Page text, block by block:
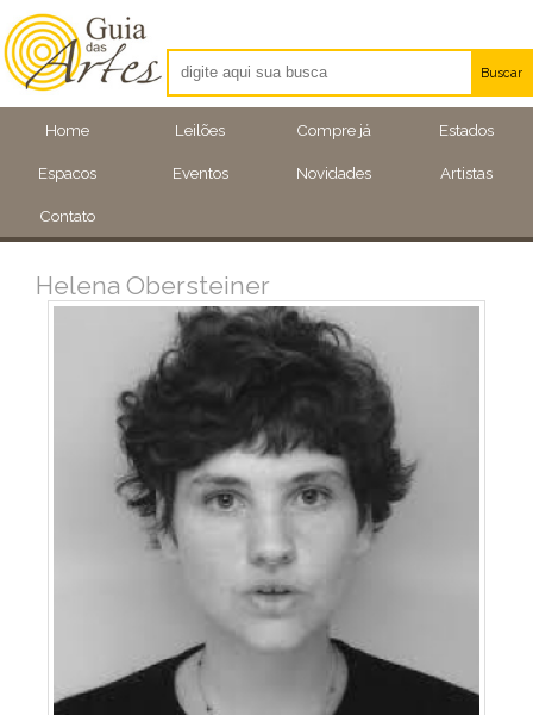
Home Leilões Compre já Estados
Espacos Eventos Novidades Artistas
Contato
Buscar
Artistas
Eventos
Helena Obersteiner